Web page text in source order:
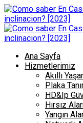
Ana Sayfa
Hizmetlerimiz
Akıllı
Plaka
HD&Ip
Hırsız
Yangın